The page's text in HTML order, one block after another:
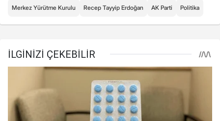
Merkez Yürütme Kurulu Recep Tayyip Erdoğan AK Parti Politika